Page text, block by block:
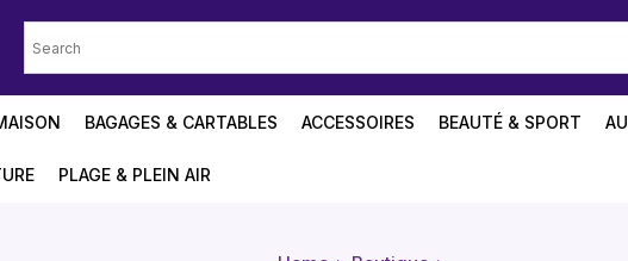
BAGAGES & CARTABLES ACCESSOIRES BEAUTÉ & SPORT
PLAGE & PLEIN AIR